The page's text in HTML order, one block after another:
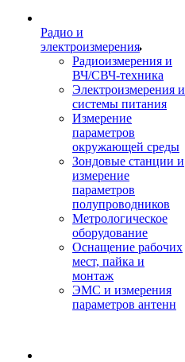
Радио и
электроизмерения
Радиоизмерения и
ВЧ/СВЧ-техника
Электроизмерения и
системы питания
Измерение
параметров
окружающей среды
Зондовые станции и
измерение
параметров
полупроводников
Метрологическое
оборудование
Оснащение рабочих
мест, пайка и
монтаж
ЭМС и измерения
параметров антенн